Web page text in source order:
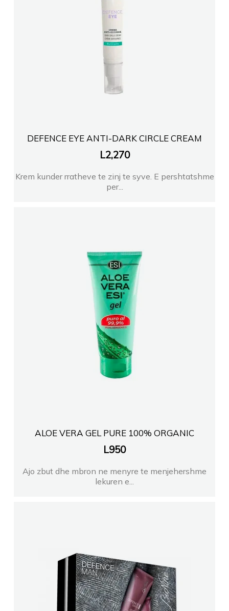
DEFENCE EYE ANTI-DARK CIRCLE CREAM
L2,270
Krem kunder rratheve te zinj te syve. E pershtatshme
per...
ALOE VERA GEL PURE 100% ORGANIC
L950
Ajo zbut dhe mbron ne menyre te menjehershme
lekuren e...